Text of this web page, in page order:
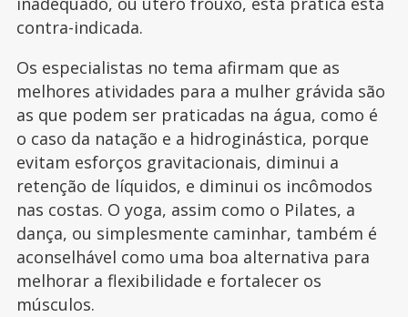
contra-indicada.
Os especialistas no tema afirmam que as
melhores atividades para a mulher grávida são
as que podem ser praticadas na água, como é
o caso da natação e a hidroginástica, porque
evitam esforços gravitacionais, diminui a
retenção de líquidos, e diminui os incômodos
nas costas. O yoga, assim como o Pilates, a
dança, ou simplesmente caminhar, também é
aconselhável como uma boa alternativa para
melhorar a flexibilidade e fortalecer os
músculos.